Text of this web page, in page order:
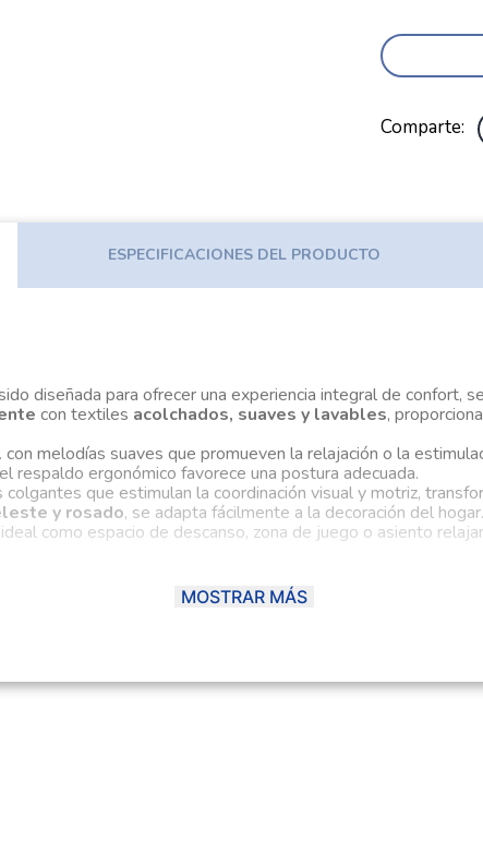
Comparte
ESPECIFICACIONES DEL PRODUCTO
diseñada para ofrecer una experiencia integral de confort,
con textiles acolchados, suaves y lavables,
con melodías suaves que promueven la relajación o la
respaldo ergonómico favorece una postura adecuada.
colgantes que estimulan la coordinación visual y motriz,
y rosado, se adapta fácilmente a la decoración del hogar.
como espacio de descanso, zona de juego o asiento
MOSTRAR MÁS